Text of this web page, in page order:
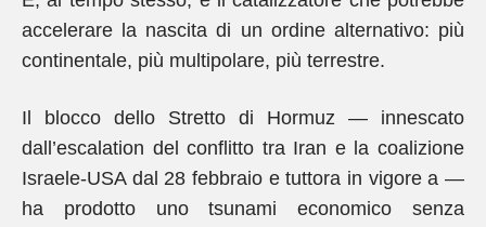
accelerare la nascita di un ordine alternativo: più
continentale, più multipolare, più terrestre.
Il blocco dello Stretto di Hormuz — innescato
dall’escalation del conflitto tra Iran e la coalizione
Israele-USA dal 28 febbraio e tuttora in vigore a —
ha prodotto uno tsunami economico senza